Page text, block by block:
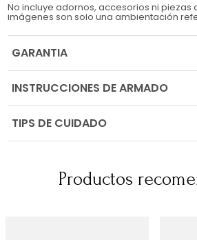
No incluye adornos, accesorios ni piezas
imágenes son solo una ambientación
GARANTIA
INSTRUCCIONES DE ARMADO
TIPS DE CUIDADO
Productos